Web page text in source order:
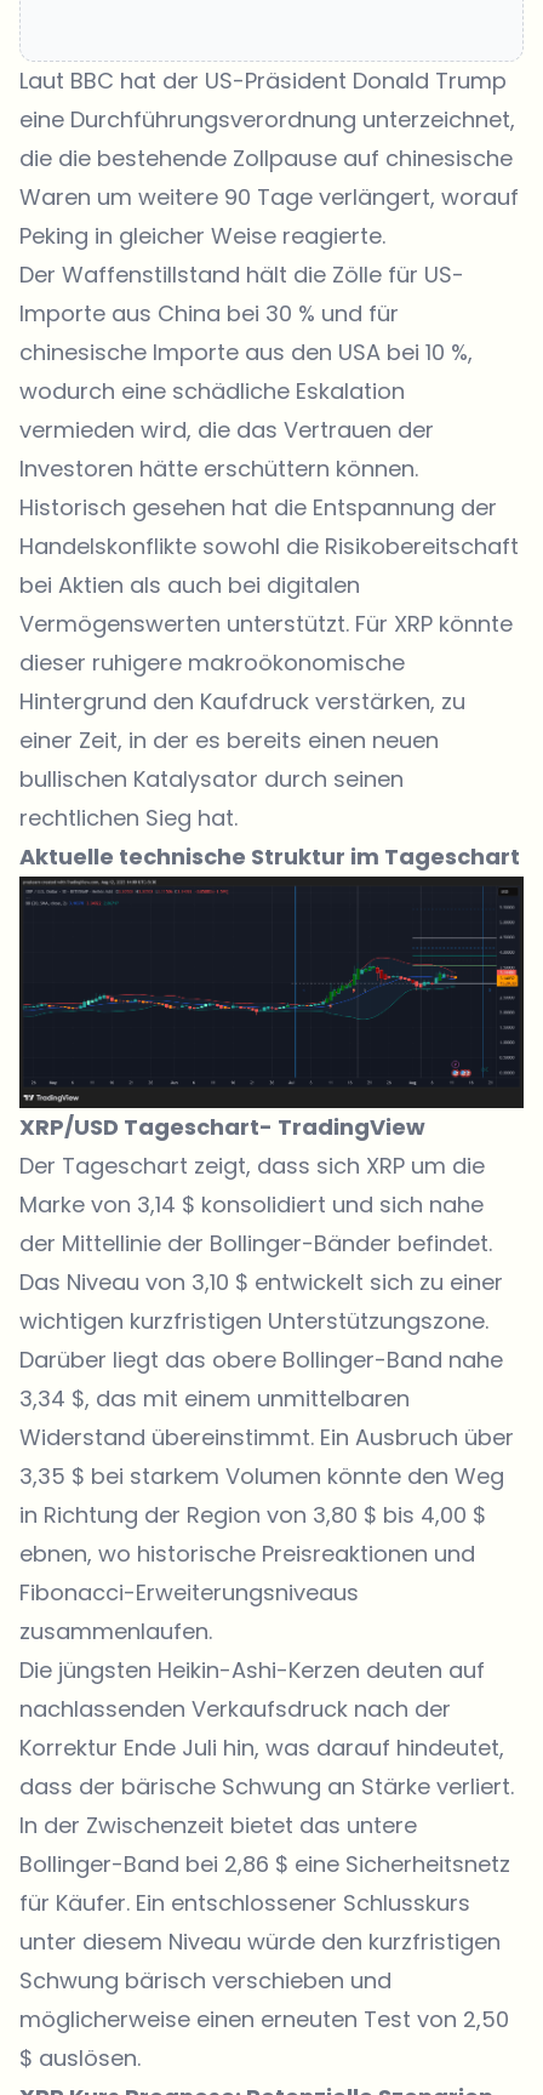
Laut BBC hat der US-Präsident Donald Trump
eine Durchführungsverordnung unterzeichnet,
die die bestehende Zollpause auf chinesische
Waren um weitere 90 Tage verlängert, worauf
Peking in gleicher Weise reagierte.
Der Waffenstillstand hält die Zölle für US-
Importe aus China bei 30 % und für
chinesische Importe aus den USA bei 10 %,
wodurch eine schädliche Eskalation
vermieden wird, die das Vertrauen der
Investoren hätte erschüttern können.
Historisch gesehen hat die Entspannung der
Handelskonflikte sowohl die Risikobereitschaft
bei Aktien als auch bei digitalen
Vermögenswerten unterstützt. Für XRP könnte
dieser ruhigere makroökonomische
Hintergrund den Kaufdruck verstärken, zu
einer Zeit, in der es bereits einen neuen
bullischen Katalysator durch seinen
rechtlichen Sieg hat.
Aktuelle technische Struktur im Tageschart
XRP/USD Tageschart- TradingView
Der Tageschart zeigt, dass sich XRP um die
Marke von 3,14 $ konsolidiert und sich nahe
der Mittellinie der Bollinger-Bänder befindet.
Das Niveau von 3,10 $ entwickelt sich zu einer
wichtigen kurzfristigen Unterstützungszone.
Darüber liegt das obere Bollinger-Band nahe
3,34 $, das mit einem unmittelbaren
Widerstand übereinstimmt. Ein Ausbruch über
3,35 $ bei starkem Volumen könnte den Weg
in Richtung der Region von 3,80 $ bis 4,00 $
ebnen, wo historische Preisreaktionen und
Fibonacci-Erweiterungsniveaus
zusammenlaufen.
Die jüngsten Heikin-Ashi-Kerzen deuten auf
nachlassenden Verkaufsdruck nach der
Korrektur Ende Juli hin, was darauf hindeutet,
dass der bärische Schwung an Stärke verliert.
In der Zwischenzeit bietet das untere
Bollinger-Band bei 2,86 $ eine Sicherheitsnetz
für Käufer. Ein entschlossener Schlusskurs
unter diesem Niveau würde den kurzfristigen
Schwung bärisch verschieben und
möglicherweise einen erneuten Test von 2,50
$ auslösen.